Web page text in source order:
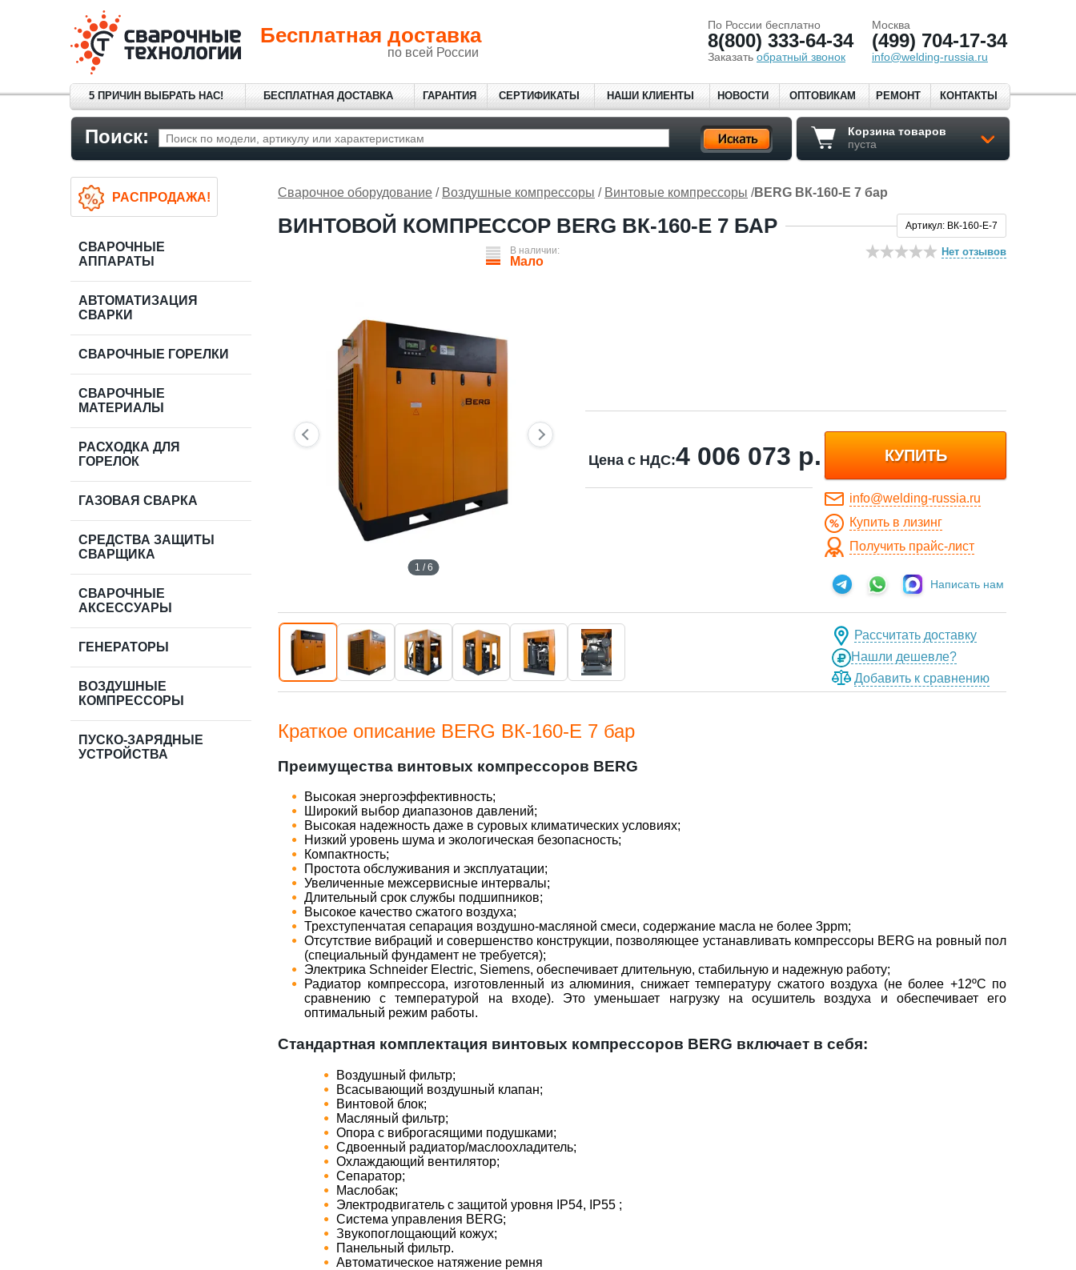
Бесплатная доставка
по всей России
По России бесплатно
8(800) 333-64-34
Заказать обратный звонок
Москва
(499) 704-17-34
info@welding-russia.ru
5 ПРИЧИН ВЫБРАТЬ НАС! БЕСПЛАТНАЯ ДОСТАВКА ГАРАНТИЯ СЕРТИФИКАТЫ НАШИ КЛИЕНТЫ НОВОСТИ ОПТОВИКАМ РЕМОНТ КОНТАКТЫ
Поиск:
Корзина товаров
пуста
Сварочное оборудование / Воздушные компрессоры / Винтовые компрессоры /BERG ВК-160-Е 7 бар
ВИНТОВОЙ КОМПРЕССОР BERG ВК-160-Е 7 БАР
Нет отзывов
Артикул: ВК-160-Е-7
В наличии:
Мало
1 / 6
Цена с НДС:4 006 073 р. КУПИТЬ
info@welding-russia.ru
Купить в лизинг
Получить прайс-лист
Написать нам
Рассчитать доставку
Нашли дешевле?
Добавить к сравнению
Краткое описание BERG ВК-160-Е 7 бар
Преимущества винтовых компрессоров BERG
​Высокая энергоэффективность;
​Широкий выбор диапазонов давлений;
​Высокая надежность даже в суровых климатических условиях;
​Низкий уровень шума и экологическая безопасность;
​Компактность;
​Простота обслуживания и эксплуатации;
​Увеличенные межсервисные интервалы;
​Длительный срок службы подшипников;
​Высокое качество сжатого воздуха;
​Трехступенчатая сепарация воздушно-масляной смеси, содержание масла не более 3ppm;
​Отсутствие вибраций и совершенство конструкции, позволяющее устанавливать компрессоры BERG на ровный пол
(специальный фундамент не требуется);
​Электрика Schneider Electric, Siemens, обеспечивает длительную, стабильную и надежную работу;
​Радиатор компрессора, изготовленный из алюминия, снижает температуру сжатого воздуха (не более +12ºС по
сравнению с температурой на входе). Это уменьшает нагрузку на осушитель воздуха и обеспечивает его
оптимальный режим работы.
Стандартная комплектация винтовых компрессоров BERG включает в себя:
Воздушный фильтр;
Всасывающий воздушный клапан;
Винтовой блок;
Масляный фильтр;
Опора с виброгасящими подушками;
Сдвоенный радиатор/маслоохладитель;
Охлаждающий вентилятор;
Сепаратор;
Маслобак;
Электродвигатель с защитой уровня IP54, IP55 ;
Система управления BERG;
Звукопоглощающий кожух;
Панельный фильтр.
Автоматическое натяжение ремня
РАСПРОДАЖА!
СВАРОЧНЫЕ
АППАРАТЫ
АВТОМАТИЗАЦИЯ
СВАРКИ
СВАРОЧНЫЕ ГОРЕЛКИ
СВАРОЧНЫЕ
МАТЕРИАЛЫ
РАСХОДКА ДЛЯ
ГОРЕЛОК
ГАЗОВАЯ СВАРКА
СРЕДСТВА ЗАЩИТЫ
СВАРЩИКА
СВАРОЧНЫЕ
АКСЕССУАРЫ
ГЕНЕРАТОРЫ
ВОЗДУШНЫЕ
КОМПРЕССОРЫ
ПУСКО-ЗАРЯДНЫЕ
УСТРОЙСТВА